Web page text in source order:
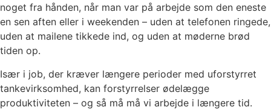
noget fra hånden, når man var på arbejde som den eneste
en sen aften eller i weekenden – uden at telefonen ringede,
uden at mailene tikkede ind, og uden at møderne brød
tiden op.
Især i job, der kræver længere perioder med uforstyrret
tankevirksomhed, kan forstyrrelser ødelægge
produktiviteten – og så må må vi arbejde i længere tid.